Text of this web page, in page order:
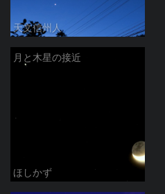
天文信州人
月と木星の接近
ほしかず